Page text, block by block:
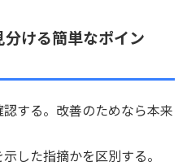
ける簡単なポイン
する。改善のためなら本来
した指摘かを区別する。